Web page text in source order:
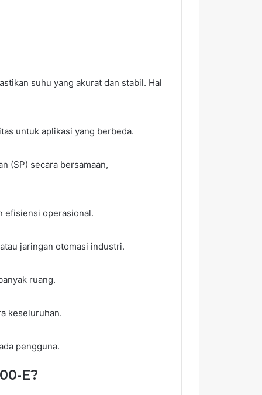
suhu yang akurat dan stabil. Hal
untuk aplikasi yang berbeda.
(SP) secara bersamaan,
efisiensi operasional.
jaringan otomasi industri.
ruang.
keseluruhan.
pengguna.
E?